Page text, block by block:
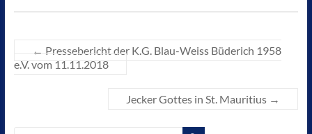
← Pressebericht der K.G. Blau-Weiss Büderich 1958
e.V. vom 11.11.2018
Jecker Gottes in St. Mauritius →